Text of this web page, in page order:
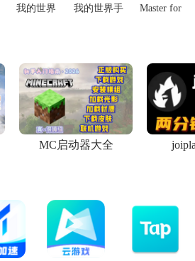
我的世界
6
我的世界手
公
Master for
MC启动器大全